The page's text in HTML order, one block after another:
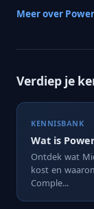
Meer over
Verdiep je
KENNISBANK
Wat is
Ontdek wat
kost en
Comple...